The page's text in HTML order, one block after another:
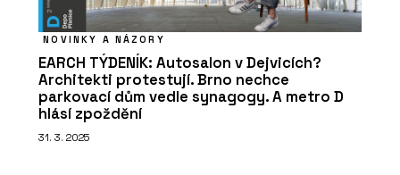
NOVINKY A NÁZORY
EARCH TÝDENÍK: Autosalon v Dejvicích?
Architekti protestují. Brno nechce
parkovací dům vedle synagogy. A metro D
hlásí zpoždění
31. 3. 2025